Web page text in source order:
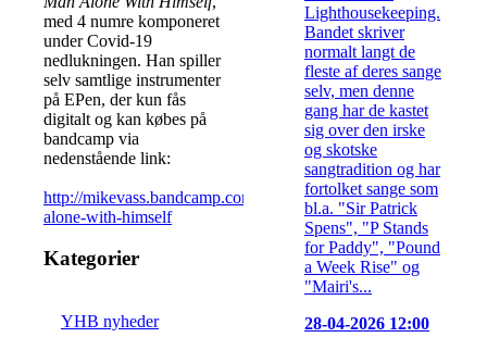
med 4 numre komponeret
under Covid-19
nedlukningen. Han spiller
selv samtlige instrumenter
på EPen, der kun fås
digitalt og kan købes på
bandcamp via
nedenstående link:
http://mikevass.bandcamp.com/album/man-
alone-with-himself
Kategorier
YHB nyheder
Lighthousekeeping.
Bandet skriver
normalt langt de
fleste af deres sange
selv, men denne
gang har de kastet
sig over den irske
og skotske
sangtradition og har
fortolket sange som
bl.a. "Sir Patrick
Spens", "P Stands
for Paddy", "Pound
a Week Rise" og
"Mairi's...
28-04-2026 12:00